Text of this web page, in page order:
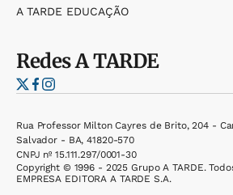
A TARDE EDUCAÇÃO
RedesA TARDE
Rua Professor Milton Cayres de Brito, 204 -
Salvador - BA, 41820-570
CNPJ nº 15.111.297/0001-30
Copyright © 1996 - 2025 Grupo A TARDE.
EMPRESA EDITORA A TARDE S.A.